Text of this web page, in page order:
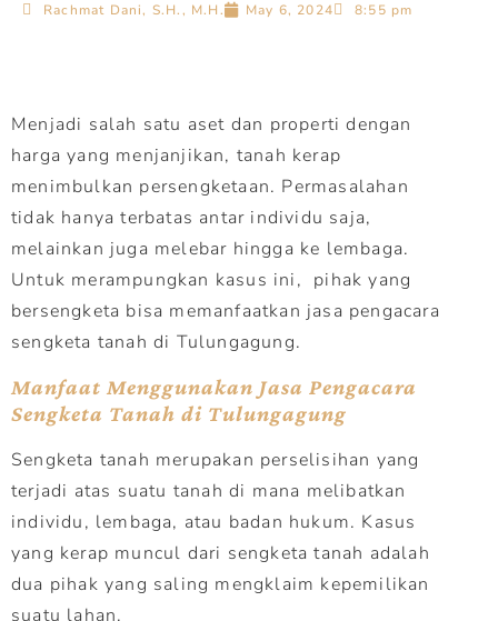
Rachmat Dani, S.H., M.H. May 6, 2024 8:55 pm
Menjadi salah satu aset dan properti dengan
harga yang menjanjikan, tanah kerap
menimbulkan persengketaan. Permasalahan
tidak hanya terbatas antar individu saja,
melainkan juga melebar hingga ke lembaga.
Untuk merampungkan kasus ini, pihak yang
bersengketa bisa memanfaatkan jasa pengacara
sengketa tanah di Tulungagung.
Manfaat Menggunakan Jasa Pengacara
Sengketa Tanah di Tulungagung
Sengketa tanah merupakan perselisihan yang
terjadi atas suatu tanah di mana melibatkan
individu, lembaga, atau badan hukum. Kasus
yang kerap muncul dari sengketa tanah adalah
dua pihak yang saling mengklaim kepemilikan
suatu lahan.